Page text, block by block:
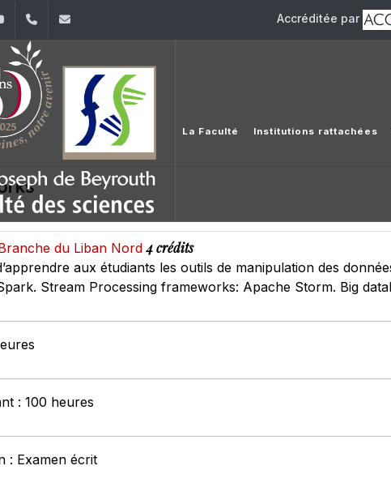
YouTube+961 (1) 421 368 Accréditée par
La Faculté Institutions rattachées
du Liban Nord4 crédits
aux étudiants les outils de manipulation des
Stream Processing frameworks: Apache Storm. Big
: 100 heures
: Examen écrit